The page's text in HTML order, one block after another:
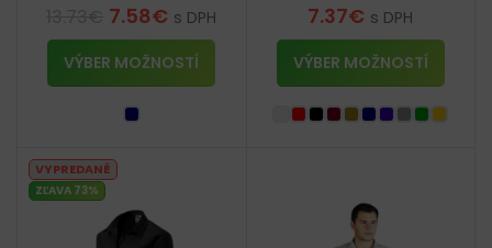
7.58€ s DPH
VÝBER MOŽNOSTÍ
7.37€ s DPH
VÝBER MOŽNOSTÍ
VYPREDANÉ
ZĽAVA 73%